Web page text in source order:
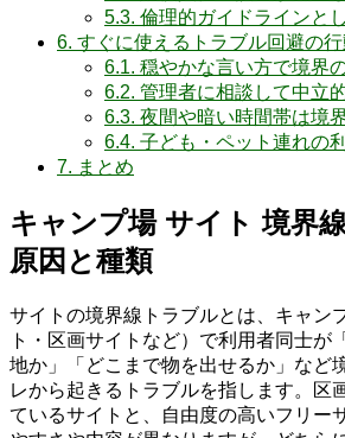
5.3. 倫理的ガイドラインと
6. すぐに使えるトラブル回避の
6.1. 穏やかな言い方で境界
6.2. 管理者に相談して中立
6.3. 夜間や暗い時間帯は境
6.4. 子ども・ペット連れの
7. まとめ
キャンプ場 サイト 境界
原因と種類
サイトの境界線トラブルとは、キャン
ト・区画サイトなど）で利用者同士が
地か」「どこまで物を出せるか」など
レから起きるトラブルを指します。区
ているサイトと、自由度の高いフリー